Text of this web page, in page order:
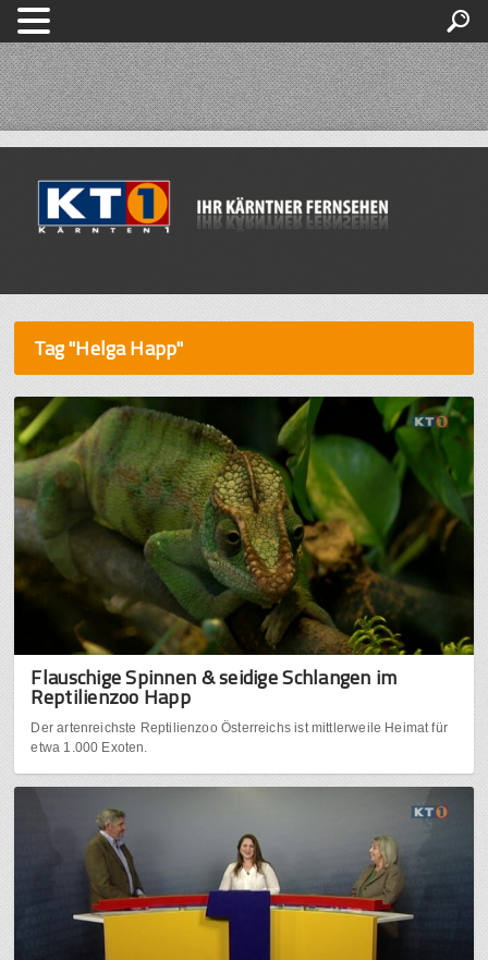
Tag "Helga Happ"
Flauschige Spinnen & seidige Schlangen im
Reptilienzoo Happ
Der artenreichste Reptilienzoo Österreichs ist mittlerweile Heimat für
etwa 1.000 Exoten.